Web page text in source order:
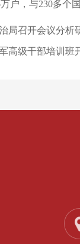
户，与230多个
局召开会议分析
高级干部培训班